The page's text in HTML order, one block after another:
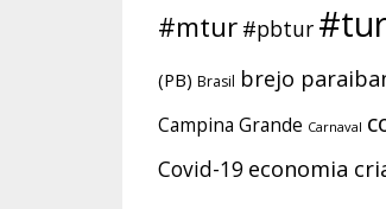
#mtur #pbtur
(PB) Brasil brejo
Campina Grande Carnaval
Covid-19 economia